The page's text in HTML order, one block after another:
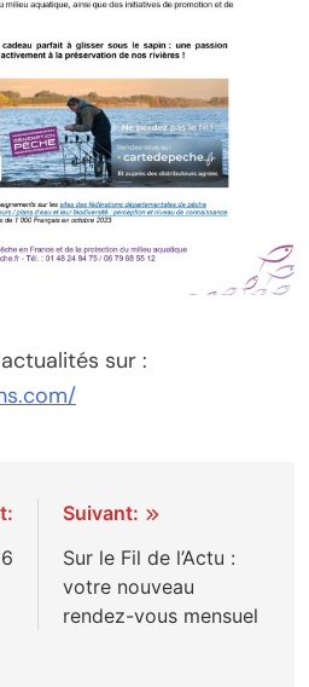
sur :
Suivant:
Sur le Fil de l’Actu :
votre nouveau
rendez-vous mensuel